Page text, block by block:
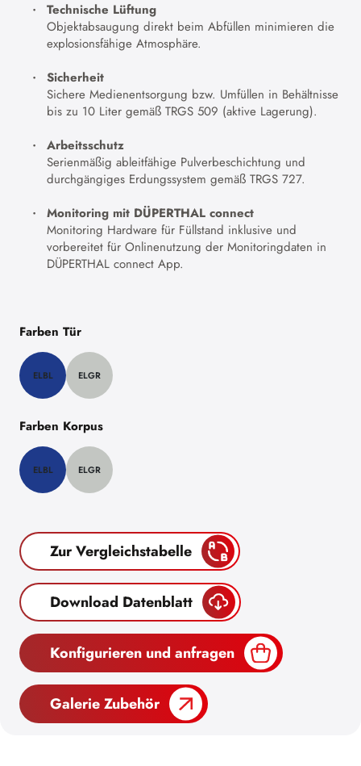
Technische Lüftung
Objektabsaugung direkt beim Abfüllen minimieren die
explosionsfähige Atmosphäre.
Sicherheit
Sichere Medienentsorgung bzw. Umfüllen in Behältnisse
bis zu 10 Liter gemäß TRGS 509 (aktive Lagerung).
Arbeitsschutz
Serienmäßig ableitfähige Pulverbeschichtung und
durchgängiges Erdungssystem gemäß TRGS 727.
Monitoring mit DÜPERTHAL connect
Monitoring Hardware für Füllstand inklusive und
vorbereitet für Onlinenutzung der Monitoringdaten in
DÜPERTHAL connect App.
Farben Tür
ELBL ELGR
Farben Korpus
ELBL ELGR
Zur Vergleichstabelle
Download Datenblatt
Konfigurieren und anfragen
Galerie Zubehör